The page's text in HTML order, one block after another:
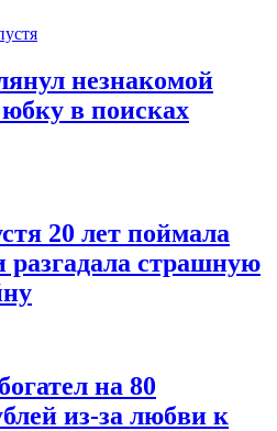
незнакомой
в поисках
20 лет поймала
разгадала страшную
на 80
из-за любви к